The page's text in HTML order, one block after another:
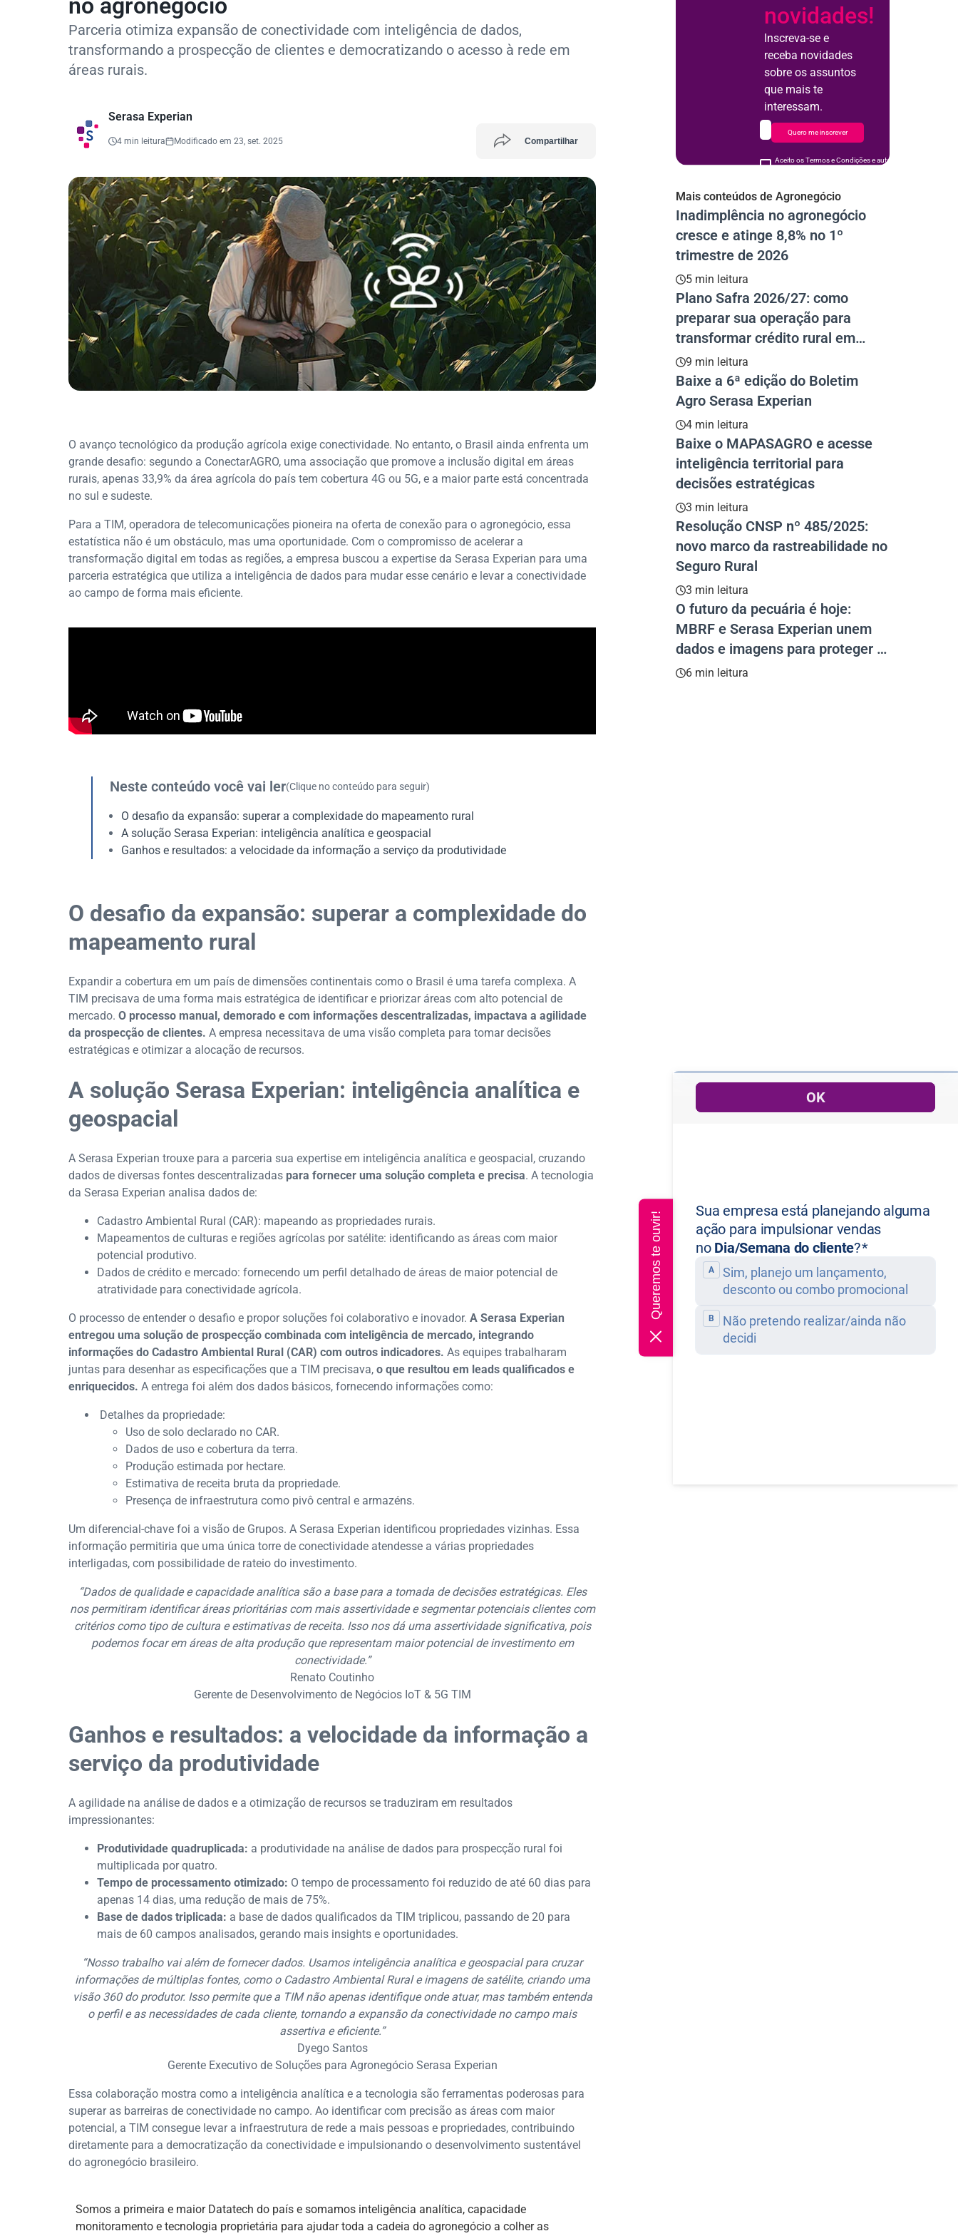
no agronegócio
Parceria otimiza expansão de conectividade com inteligência de dados,
transformando a prospecção de clientes e democratizando o acesso à rede em
áreas rurais.
Serasa Experian
4 min leitura Modificado em 23, set. 2025 Compartilhar
O avanço tecnológico da produção agrícola exige conectividade. No entanto, o Brasil ainda enfrenta um
grande desafio: segundo a ConectarAGRO, uma associação que promove a inclusão digital em áreas
rurais, apenas 33,9% da área agrícola do país tem cobertura 4G ou 5G, e a maior parte está concentrada
no sul e sudeste.
Para a TIM, operadora de telecomunicações pioneira na oferta de conexão para o agronegócio, essa
estatística não é um obstáculo, mas uma oportunidade. Com o compromisso de acelerar a
transformação digital em todas as regiões, a empresa buscou a expertise da Serasa Experian para uma
parceria estratégica que utiliza a inteligência de dados para mudar esse cenário e levar a conectividade
ao campo de forma mais eficiente.
Neste conteúdo você vai ler(Clique no conteúdo para seguir)
O desafio da expansão: superar a complexidade do mapeamento rural
A solução Serasa Experian: inteligência analítica e geospacial
Ganhos e resultados: a velocidade da informação a serviço da produtividade
O desafio da expansão: superar a complexidade do
mapeamento rural
Expandir a cobertura em um país de dimensões continentais como o Brasil é uma tarefa complexa. A
TIM precisava de uma forma mais estratégica de identificar e priorizar áreas com alto potencial de
mercado. O processo manual, demorado e com informações descentralizadas, impactava a agilidade
da prospecção de clientes. A empresa necessitava de uma visão completa para tomar decisões
estratégicas e otimizar a alocação de recursos.
A solução Serasa Experian: inteligência analítica e
geospacial
A Serasa Experian trouxe para a parceria sua expertise em inteligência analítica e geospacial, cruzando
dados de diversas fontes descentralizadas para fornecer uma solução completa e precisa. A tecnologia
da Serasa Experian analisa dados de:
Cadastro Ambiental Rural (CAR): mapeando as propriedades rurais.
Mapeamentos de culturas e regiões agrícolas por satélite: identificando as áreas com maior
potencial produtivo.
Dados de crédito e mercado: fornecendo um perfil detalhado de áreas de maior potencial de
atratividade para conectividade agrícola.
O processo de entender o desafio e propor soluções foi colaborativo e inovador. A Serasa Experian
entregou uma solução de prospecção combinada com inteligência de mercado, integrando
informações do Cadastro Ambiental Rural (CAR) com outros indicadores. As equipes trabalharam
juntas para desenhar as especificações que a TIM precisava, o que resultou em leads qualificados e
enriquecidos. A entrega foi além dos dados básicos, fornecendo informações como:
Detalhes da propriedade:
Uso de solo declarado no CAR.
Dados de uso e cobertura da terra.
Produção estimada por hectare.
Estimativa de receita bruta da propriedade.
Presença de infraestrutura como pivô central e armazéns.
Um diferencial-chave foi a visão de Grupos. A Serasa Experian identificou propriedades vizinhas. Essa
informação permitiria que uma única torre de conectividade atendesse a várias propriedades
interligadas, com possibilidade de rateio do investimento.
“Dados de qualidade e capacidade analítica são a base para a tomada de decisões estratégicas. Eles
nos permitiram identificar áreas prioritárias com mais assertividade e segmentar potenciais clientes com
critérios como tipo de cultura e estimativas de receita. Isso nos dá uma assertividade significativa, pois
podemos focar em áreas de alta produção que representam maior potencial de investimento em
conectividade.”
Renato Coutinho
Gerente de Desenvolvimento de Negócios IoT & 5G TIM
Ganhos e resultados: a velocidade da informação a
serviço da produtividade
A agilidade na análise de dados e a otimização de recursos se traduziram em resultados
impressionantes:
Produtividade quadruplicada: a produtividade na análise de dados para prospecção rural foi
multiplicada por quatro.
Tempo de processamento otimizado: O tempo de processamento foi reduzido de até 60 dias para
apenas 14 dias, uma redução de mais de 75%.
Base de dados triplicada: a base de dados qualificados da TIM triplicou, passando de 20 para
mais de 60 campos analisados, gerando mais insights e oportunidades.
“Nosso trabalho vai além de fornecer dados. Usamos inteligência analítica e geospacial para cruzar
informações de múltiplas fontes, como o Cadastro Ambiental Rural e imagens de satélite, criando uma
visão 360 do produtor. Isso permite que a TIM não apenas identifique onde atuar, mas também entenda
o perfil e as necessidades de cada cliente, tornando a expansão da conectividade no campo mais
assertiva e eficiente.”
Dyego Santos
Gerente Executivo de Soluções para Agronegócio Serasa Experian
Essa colaboração mostra como a inteligência analítica e a tecnologia são ferramentas poderosas para
superar as barreiras de conectividade no campo. Ao identificar com precisão as áreas com maior
potencial, a TIM consegue levar a infraestrutura de rede a mais pessoas e propriedades, contribuindo
diretamente para a democratização da conectividade e impulsionando o desenvolvimento sustentável
do agronegócio brasileiro.
Somos a primeira e maior Datatech do país e somamos inteligência analítica, capacidade
monitoramento e tecnologia proprietária para ajudar toda a cadeia do agronegócio a colher as
novidades!
Inscreva-se e
receba novidades
sobre os assuntos
que mais te
interessam.
Aceito os Termos e Condições e autorizo o uso de meus
Quero me inscrever
Mais conteúdos de Agronegócio
Inadimplência no agronegócio
cresce e atinge 8,8% no 1º
trimestre de 2026
5 min leitura
Plano Safra 2026/27: como
preparar sua operação para
transformar crédito rural em
resultado
9 min leitura
Baixe a 6ª edição do Boletim
Agro Serasa Experian
4 min leitura
Baixe o MAPASAGRO e acesse
inteligência territorial para
decisões estratégicas
3 min leitura
Resolução CNSP nº 485/2025:
novo marco da rastreabilidade no
Seguro Rural
3 min leitura
O futuro da pecuária é hoje:
MBRF e Serasa Experian unem
dados e imagens para proteger o
meio ambiente
6 min leitura
Queremos te ouvir!